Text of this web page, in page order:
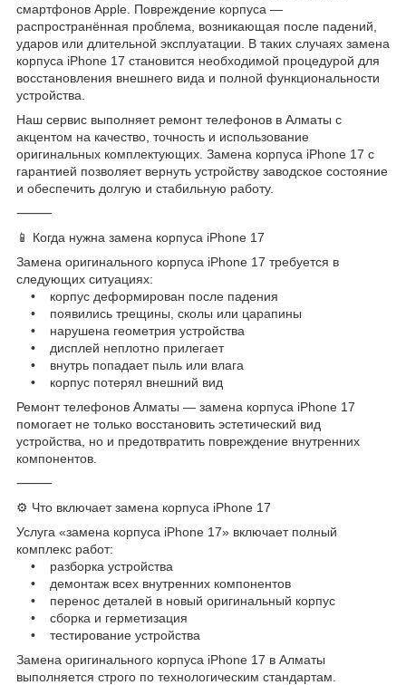
смартфонов Apple. Повреждение корпуса —
распространённая проблема, возникающая после падений,
ударов или длительной эксплуатации. В таких случаях замена
корпуса iPhone 17 становится необходимой процедурой для
восстановления внешнего вида и полной функциональности
устройства.
Наш сервис выполняет ремонт телефонов в Алматы с
акцентом на качество, точность и использование
оригинальных комплектующих. Замена корпуса iPhone 17 с
гарантией позволяет вернуть устройству заводское состояние
и обеспечить долгую и стабильную работу.
⸻
📱 Когда нужна замена корпуса iPhone 17
Замена оригинального корпуса iPhone 17 требуется в
следующих ситуациях:
• корпус деформирован после падения
• появились трещины, сколы или царапины
• нарушена геометрия устройства
• дисплей неплотно прилегает
• внутрь попадает пыль или влага
• корпус потерял внешний вид
Ремонт телефонов Алматы — замена корпуса iPhone 17
помогает не только восстановить эстетический вид
устройства, но и предотвратить повреждение внутренних
компонентов.
⸻
⚙️ Что включает замена корпуса iPhone 17
Услуга «замена корпуса iPhone 17» включает полный
комплекс работ:
• разборка устройства
• демонтаж всех внутренних компонентов
• перенос деталей в новый оригинальный корпус
• сборка и герметизация
• тестирование устройства
Замена оригинального корпуса iPhone 17 в Алматы
выполняется строго по технологическим стандартам.